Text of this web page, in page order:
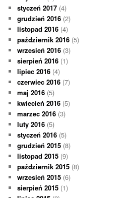
styczeń 2017 (4)
grudzień 2016 (2)
listopad 2016 (4)
październik 2016 (5)
wrzesień 2016 (3)
sierpień 2016 (1)
lipiec 2016 (4)
czerwiec 2016 (7)
maj 2016 (5)
kwiecień 2016 (5)
marzec 2016 (3)
luty 2016 (5)
styczeń 2016 (5)
grudzień 2015 (8)
listopad 2015 (9)
październik 2015 (8)
wrzesień 2015 (6)
sierpień 2015 (1)